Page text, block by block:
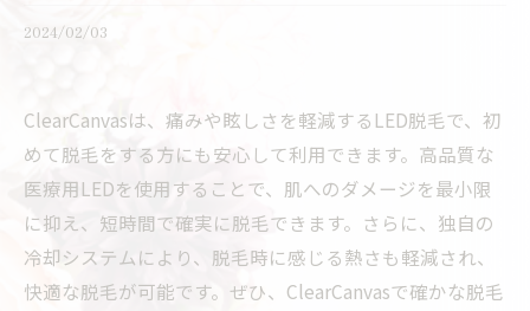
2024/02/03
ClearCanvasは、痛みや眩しさを軽減するLED脱毛で、初
めて脱毛をする方にも安心して利用できます。高品質な
医療用LEDを使用することで、肌へのダメージを最小限
に抑え、短時間で確実に脱毛できます。さらに、独自の
冷却システムにより、脱毛時に感じる熱さも軽減され、
快適な脱毛が可能です。ぜひ、ClearCanvasで確かな脱毛